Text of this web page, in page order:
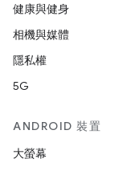
健康與健身
相機與媒體
隱私權
5G
ANDROID 裝置
大螢幕